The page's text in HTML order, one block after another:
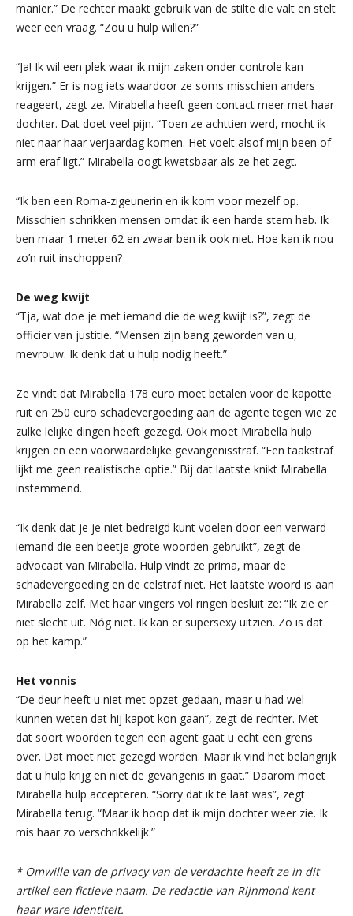
manier.” De rechter maakt gebruik van de stilte die valt en stelt
weer een vraag. “Zou u hulp willen?”
“Ja! Ik wil een plek waar ik mijn zaken onder controle kan
krijgen.” Er is nog iets waardoor ze soms misschien anders
reageert, zegt ze. Mirabella heeft geen contact meer met haar
dochter. Dat doet veel pijn. “Toen ze achttien werd, mocht ik
niet naar haar verjaardag komen. Het voelt alsof mijn been of
arm eraf ligt.” Mirabella oogt kwetsbaar als ze het zegt.
“Ik ben een Roma-zigeunerin en ik kom voor mezelf op.
Misschien schrikken mensen omdat ik een harde stem heb. Ik
ben maar 1 meter 62 en zwaar ben ik ook niet. Hoe kan ik nou
zo’n ruit inschoppen?
De weg kwijt
“Tja, wat doe je met iemand die de weg kwijt is?”, zegt de
officier van justitie. “Mensen zijn bang geworden van u,
mevrouw. Ik denk dat u hulp nodig heeft.”
Ze vindt dat Mirabella 178 euro moet betalen voor de kapotte
ruit en 250 euro schadevergoeding aan de agente tegen wie ze
zulke lelijke dingen heeft gezegd. Ook moet Mirabella hulp
krijgen en een voorwaardelijke gevangenisstraf. “Een taakstraf
lijkt me geen realistische optie.” Bij dat laatste knikt Mirabella
instemmend.
“Ik denk dat je je niet bedreigd kunt voelen door een verward
iemand die een beetje grote woorden gebruikt”, zegt de
advocaat van Mirabella. Hulp vindt ze prima, maar de
schadevergoeding en de celstraf niet. Het laatste woord is aan
Mirabella zelf. Met haar vingers vol ringen besluit ze: “Ik zie er
niet slecht uit. Nóg niet. Ik kan er supersexy uitzien. Zo is dat
op het kamp.”
Het vonnis
“De deur heeft u niet met opzet gedaan, maar u had wel
kunnen weten dat hij kapot kon gaan”, zegt de rechter. Met
dat soort woorden tegen een agent gaat u echt een grens
over. Dat moet niet gezegd worden. Maar ik vind het belangrijk
dat u hulp krijg en niet de gevangenis in gaat.” Daarom moet
Mirabella hulp accepteren. “Sorry dat ik te laat was”, zegt
Mirabella terug. “Maar ik hoop dat ik mijn dochter weer zie. Ik
mis haar zo verschrikkelijk.”
* Omwille van de privacy van de verdachte heeft ze in dit
artikel een fictieve naam. De redactie van Rijnmond kent
haar ware identiteit.